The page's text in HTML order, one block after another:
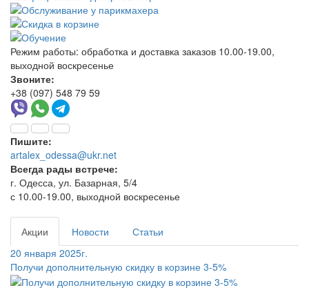
Режим работы: обработка и доставка заказов 10.00-19.00,
выходной воскресенье
Звоните:
+38 (097) 548 79 59
Пишите:
artalex_odessa@ukr.net
Всегда рады встрече:
г. Одесса, ул. Базарная, 5/4
с 10.00-19.00, выходной воскресенье
Акции Новости
Статьи
20 января 2025г.
Получи дополнительную скидку в корзине 3-5%